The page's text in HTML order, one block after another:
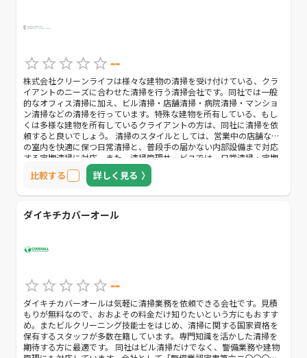
--
株式会社クリーンライフは様々な建物の清掃を受け付けている、クラ
イアントのニーズに合わせた清掃を行う清掃会社です。同社では一般
的なオフィス清掃に加え、ビル清掃・店舗清掃・病院清掃・マンショ
ン清掃などの清掃を行っています。特殊な建物を所有している、もし
くは多様な建物を所有しているクライアントの方は、同社に清掃を依
頼すると良いでしょう。 清掃のスタイルとしては、営業中の店舗など
の室内を快適に保つ日常清掃と、普段手の届かない内部設備まで対応
する定期清掃に対応。また、清掃管理サービスでは、日常清掃・定期
清掃により清掃がきちんと行き届いているかをチェックし、必要に応
じて新たな清掃方法の提案を行います。 また同社では24hサポートシ
ステムというサービスを実施。同サービスは清掃サービスに加えマン
ブルといったマンションの諸問題などに対応します。マンションを所
有しているクライアントの場合は、清掃に合わせてマンション管理の
比較する 詳しく見る
ダイキチカバーオール
--
ダイキチカバーオールは気軽に清掃業務を依頼できる会社です。見積
もりが無料なので、おおよその料金だけ知りたいという方にもおすす
め。またビルクリーニング技能士をはじめ、清掃に関する国家資格を
保有するスタッフが多数在籍しています。専門知識を活かした清掃を
期待する方に最適です。 同社はビル清掃だけでなく、警備業務や建物